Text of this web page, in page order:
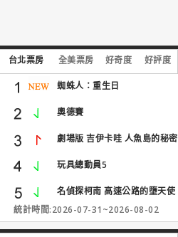
台北票房 全美票房 好奇度 好評度
蜘蛛人：重生日
奧德賽
劇場版 吉伊卡哇 人魚島的秘密
玩具總動員5
名偵探柯南 高速公路的墮天使
統計時間:2026-07-31~2026-08-02